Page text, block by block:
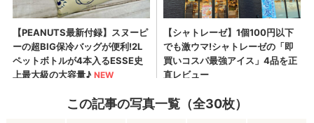
この記事の写真一覧（全30枚）